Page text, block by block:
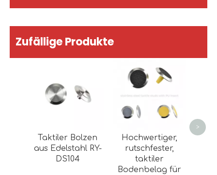
Zufällige Produkte
Taktiler Bolzen
aus Edelstahl RY-
DS104
Hochwertiger,
rutschfester,
taktiler
Bodenbelag für
von
>